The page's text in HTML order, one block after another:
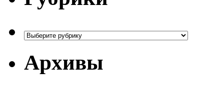
Рубрики
Архивы